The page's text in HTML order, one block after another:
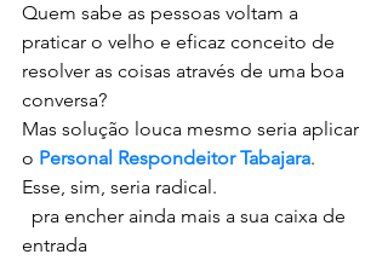
Quem sabe as pessoas voltam a
praticar o velho e eficaz conceito de
resolver as coisas através de uma boa
conversa?
Mas solução louca mesmo seria aplicar
o Personal Respondeitor Tabajara.
Esse, sim, seria radical.
entrada